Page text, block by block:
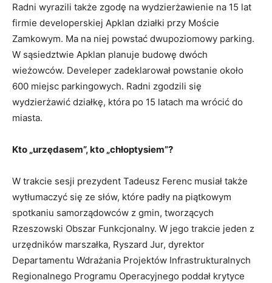
Radni wyrazili także zgodę na wydzierżawienie na 15 lat
firmie developerskiej Apklan działki przy Moście
Zamkowym. Ma na niej powstać dwupoziomowy parking.
W sąsiedztwie Apklan planuje budowę dwóch
wieżowców. Develeper zadeklarował powstanie około
600 miejsc parkingowych. Radni zgodzili się
wydzierżawić działkę, która po 15 latach ma wrócić do
miasta.
Kto „urzędasem”, kto „chłoptysiem”?
W trakcie sesji prezydent Tadeusz Ferenc musiał także
wytłumaczyć się ze słów, które padły na piątkowym
spotkaniu samorządowców z gmin, tworzących
Rzeszowski Obszar Funkcjonalny. W jego trakcie jeden z
urzędników marszałka, Ryszard Jur, dyrektor
Departamentu Wdrażania Projektów Infrastrukturalnych
Regionalnego Programu Operacyjnego poddał krytyce